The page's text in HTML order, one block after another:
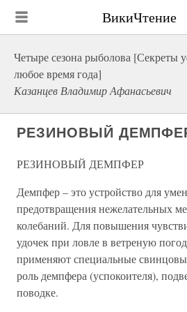
ВикиЧтение
Четыре сезона рыболова [Секреты
любое время года]
Казанцев Владимир Афанасьевич
РЕЗИНОВЫЙ
РЕЗИНОВЫЙ ДЕМПФЕР
Демпфер – это устройство для
предотвращения нежелательных
колебаний. Для повышения
удочек при ловле в ветреную
применяют специальные
роль демпфера (успокоителя),
поводке.